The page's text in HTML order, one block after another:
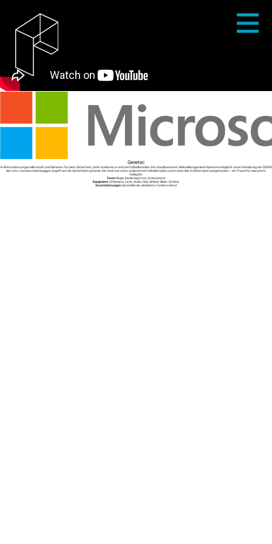
Genetec
In Rotterdam sorgen Microsoft und Genetec für mehr Sicherheit, unter anderem, in und um Fußballstadien. Ein cloudbasiertes Video-Management-System ermöglicht unter Einhaltung der DSVGO
den orts- und zeitunabhängigen Zugriff auf die Sicherheitssysteme. Der Dreh hat unter anderem im Fußballstadion und in einer Bar in Rotterdam sattgefunden – ein Traum für manche*n
Kolleg*in.
Team:Regie, Kameraperson, 2x Assistenz
Equipment:2x Kamera, Licht, Audio, Grip, Gimbal, Slider, Drohne
Zusatzleistungen:Darstellende, Animation, Farbkorrektur